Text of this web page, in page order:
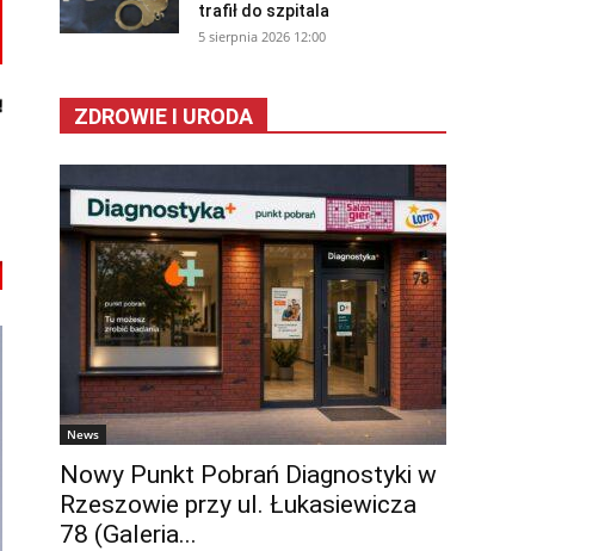
trafił do szpitala
5 sierpnia 2026 12:00
ZDROWIE I URODA
News
Nowy Punkt Pobrań Diagnostyki w
Rzeszowie przy ul. Łukasiewicza
78 (Galeria...